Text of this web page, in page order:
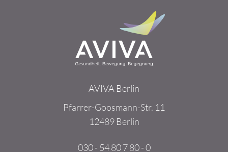
AVIVA Berlin
Pfarrer-Goosmann-Str. 11
12489 Berlin
030 - 54 80 7 80 - 0